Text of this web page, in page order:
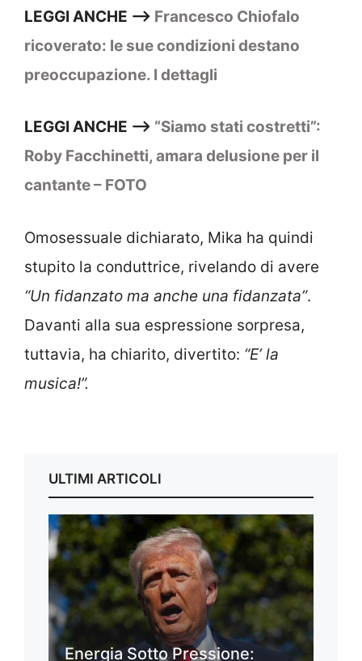
LEGGI ANCHE –> Francesco Chiofalo
ricoverato: le sue condizioni destano
preoccupazione. I dettagli
LEGGI ANCHE –> “Siamo stati costretti”:
Roby Facchinetti, amara delusione per il
cantante – FOTO
Omosessuale dichiarato, Mika ha quindi
stupito la conduttrice, rivelando di avere
“Un fidanzato ma anche una fidanzata”.
Davanti alla sua espressione sorpresa,
tuttavia, ha chiarito, divertito: “E’ la
musica!”.
ULTIMI ARTICOLI
Energia Sotto Pressione: